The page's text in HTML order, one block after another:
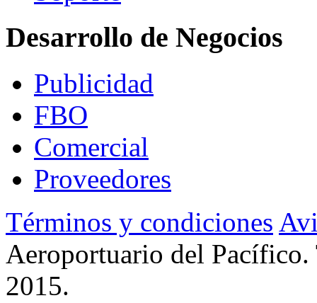
Desarrollo de Negocios
Publicidad
FBO
Comercial
Proveedores
Términos y condiciones
Aeroportuario del Pacífico.
2015.